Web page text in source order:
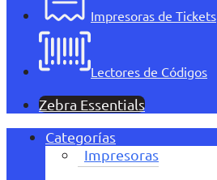
Impresoras de Tickets
Lectores de Códigos
Zebra Essentials
Categorías
Impresoras